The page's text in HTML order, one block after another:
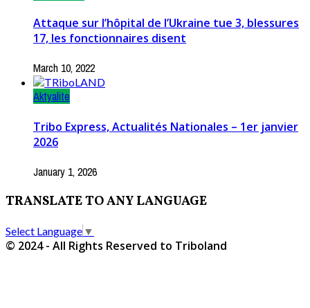
Attaque sur l’hôpital de l’Ukraine tue 3, blessures
17, les fonctionnaires disent
March 10, 2022
Aktyalite
Tribo Express, Actualités Nationales – 1er janvier
2026
January 1, 2026
TRANSLATE TO ANY LANGUAGE
Select Language ▼
© 2024 - All Rights Reserved to Triboland